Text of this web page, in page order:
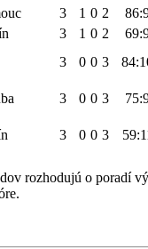
3 1 0 2
3 1 0 2
3 0 0 3
3 0 0 3
3 0 0 3
rozhodujú o poradí